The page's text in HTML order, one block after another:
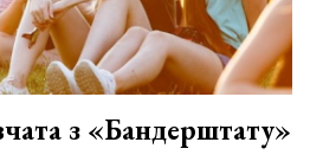
з «Бандерштату»